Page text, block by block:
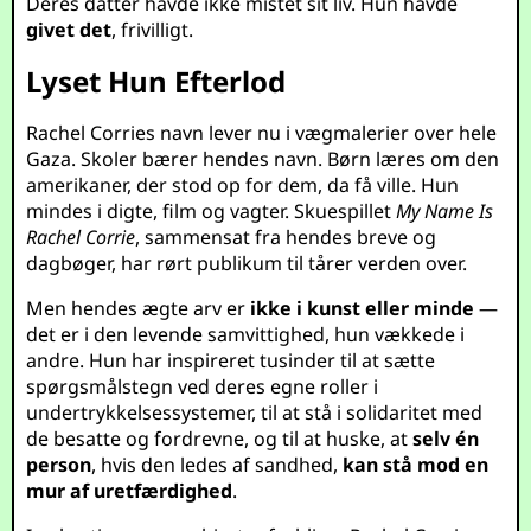
givet det, frivilligt.
Lyset Hun Efterlod
Rachel Corries navn lever nu i vægmalerier over hele
Gaza. Skoler bærer hendes navn. Børn læres om den
amerikaner, der stod op for dem, da få ville. Hun
mindes i digte, film og vagter. SkuespilletMy Name Is
Rachel Corrie, sammensat fra hendes breve og
dagbøger, har rørt publikum til tårer verden over.
Men hendes ægte arv er ikke i kunst eller minde —
det er i den levende samvittighed, hun vækkede i
andre. Hun har inspireret tusinder til at sætte
spørgsmålstegn ved deres egne roller i
undertrykkelsessystemer, til at stå i solidaritet med
de besatte og fordrevne, og til at huske, atselv én
person, hvis den ledes af sandhed, kan stå mod en
mur af uretfærdighed.